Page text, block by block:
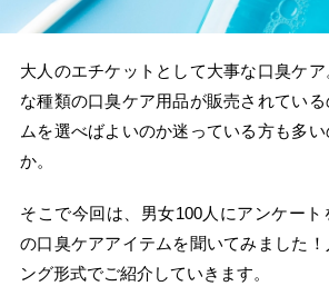
大人のエチケットとして大事な口臭ケ
な種類の口臭ケア用品が販売されてい
ムを選べばよいのか迷っている方も多
か。
そこで今回は、男女100人にアンケー
の口臭ケアアイテムを聞いてみました
ング形式でご紹介していきます。